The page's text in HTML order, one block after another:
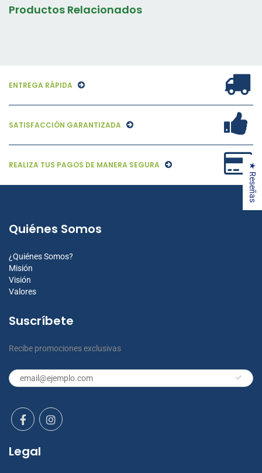
Productos Relacionados
ENTREGA RÁPIDA
SATISFACCIÓN GARANTIZADA
REALIZA TUS PAGOS DE MANERA SEGURA
Quiénes Somos
¿Quiénes Somos?
Misión
Visión
Valores
Suscríbete
Recibe promociones exclusivas
Legal
★ Reseñas